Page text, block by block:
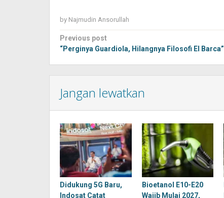
by Najmudin Ansorullah
Post
navigation
Previous post
“Perginya Guardiola, Hilangnya Filosofi El Barca”
Jangan lewatkan
Didukung 5G Baru,
Indosat Catat
Bioetanol E10-E20
Wajib Mulai 2027,